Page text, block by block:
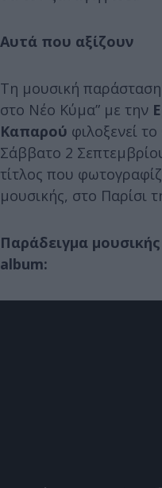
Αυτά που αξίζουν
Τη μουσική
στο Νέο Κύμα” με την
Καπαρού φιλοξενεί
Σάββατο 2
τίτλος που
μουσικής, στο Παρίσι
Παράδειγμα
album: